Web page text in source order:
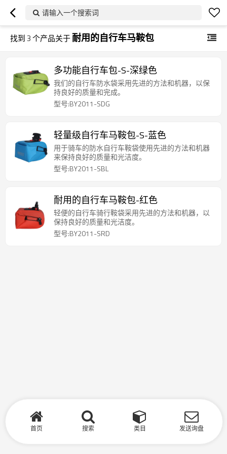
请输入一个搜索词
找到3个产品关于耐用的自行车马鞍包
多功能自行车包-S-深绿色
我们的自行车防水袋采用先进的方法和机器，以保
持良好的质量和完成。
型号:BY2011-SDG
轻量级自行车马鞍包-S-蓝色
用于骑车的防水自行车鞍袋使用先进的方法和机器
来保持良好的质量和光洁度。
型号:BY2011-SBL
耐用的自行车马鞍包-红色
轻便的自行车骑行鞍袋采用先进的方法和机器，以
保持良好的质量和光洁度。
型号:BY2011-SRD
首页 搜索 类目 发送询盘